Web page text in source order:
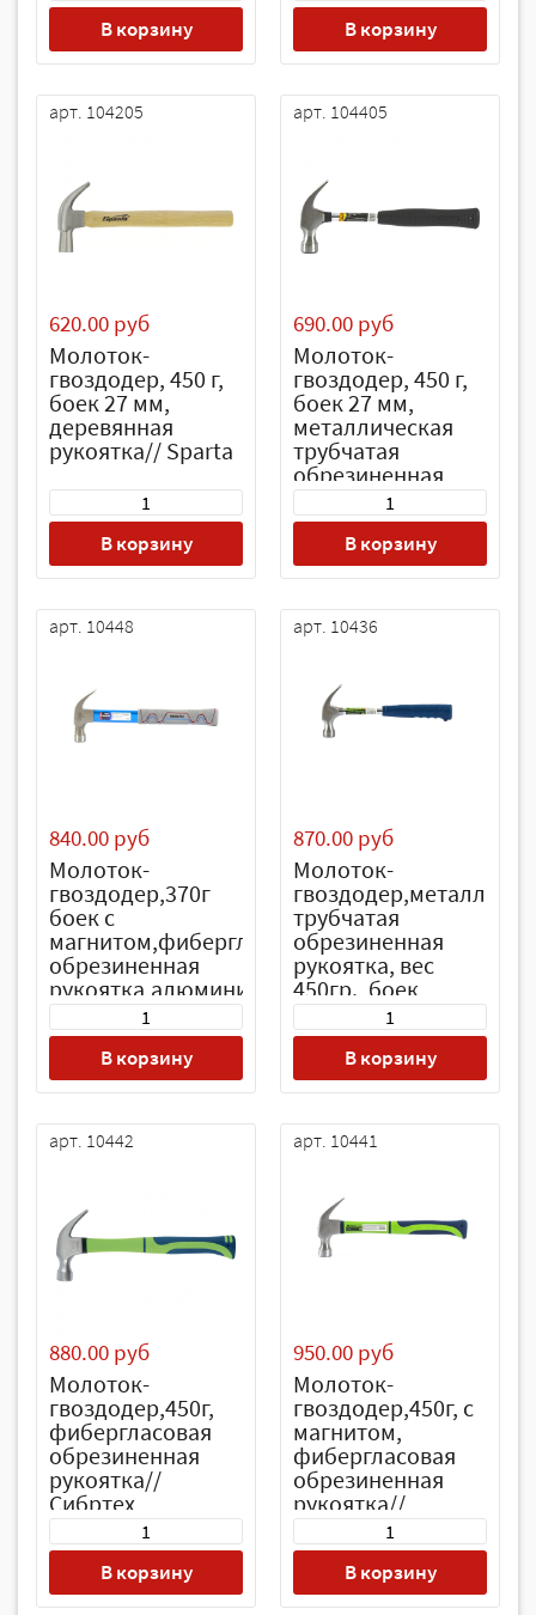
В корзину В корзину
арт. 104205
620.00 руб
Молоток-
гвоздодер, 450 г,
боек 27 мм,
деревянная
рукоятка// Sparta
В корзину
арт. 104405
690.00 руб
Молоток-
гвоздодер, 450 г,
боек 27 мм,
металлическая
трубчатая
обрезиненная
рукоятка// Sparta
В корзину
арт. 10448
840.00 руб
Молоток-
гвоздодер,370г
боек с
магнитом,фибергласовая
обрезиненная
рукоятка,алюминиевая
защита// Барс
В корзину
арт. 10436
870.00 руб
Молоток-
трубчатая
обрезиненная
рукоятка, вес
450гр., боек
27мм// Сибртех
В корзину
арт. 10442
880.00 руб
Молоток-
гвоздодер,450г,
фибергласовая
обрезиненная
рукоятка//
Сибртех
В корзину
арт. 10441
950.00 руб
Молоток-
гвоздодер,450г, с
магнитом,
фибергласовая
обрезиненная
рукоятка//
Сибртех
В корзину